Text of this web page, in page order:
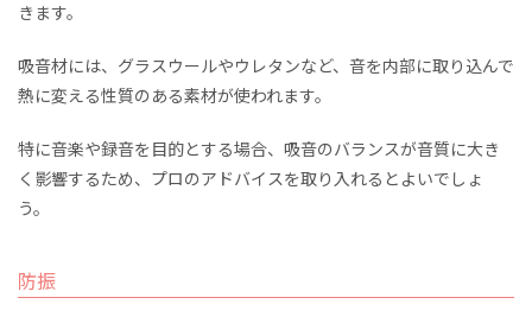
きます。
吸音材には、グラスウールやウレタンなど、音を内部に取り込んで
熱に変える性質のある素材が使われます。
特に音楽や録音を目的とする場合、吸音のバランスが音質に大き
く影響するため、プロのアドバイスを取り入れるとよいでしょ
う。
防振